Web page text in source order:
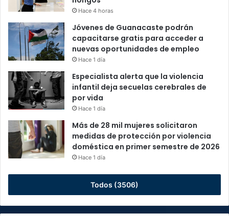
Hace 4 horas
Jóvenes de Guanacaste podrán
capacitarse gratis para acceder a
nuevas oportunidades de empleo
Hace 1 día
Especialista alerta que la violencia
infantil deja secuelas cerebrales de
por vida
Hace 1 día
Más de 28 mil mujeres solicitaron
medidas de protección por violencia
doméstica en primer semestre de 2026
Hace 1 día
Todos (3506)